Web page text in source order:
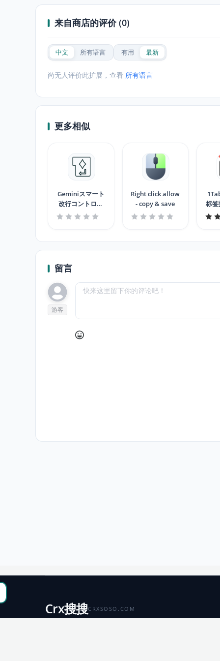
来自商店的评价 (0)
中文 所有语言 有用 最新
尚无人评价此扩展，查看 所有语言
更多相似
Geminiスマート
改行コントロー
ル (日本語入力・
Right click allow
- copy & save
标
签
留言
游客
Crx搜搜CRXSOSO.COM